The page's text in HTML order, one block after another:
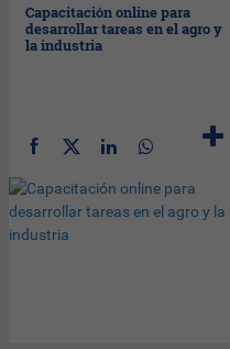
Capacitación online para
desarrollar tareas en el agro y
la industria